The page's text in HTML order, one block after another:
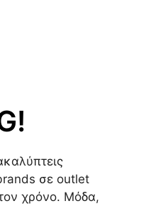
σε outlet
χρόνο. Μόδα,